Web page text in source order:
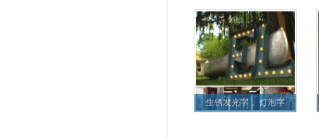
生锈发光字， 灯泡字